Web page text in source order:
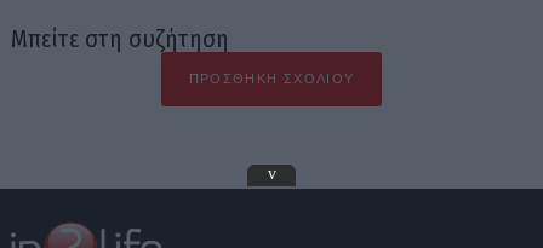
Μπείτε στη συζήτηση
ΠΡΟΣΘΉΚΗ ΣΧΟΛΊΟΥ
v